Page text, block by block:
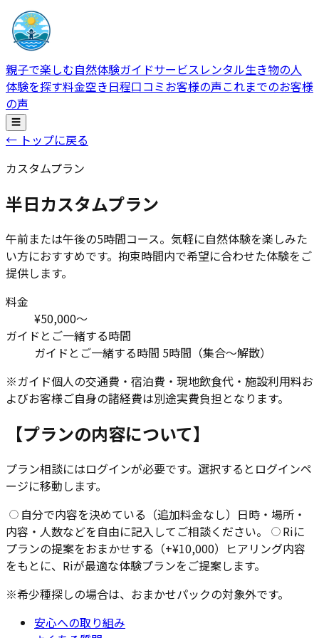
親子で楽しむ自然体験ガイドサービスレンタル生き物の人
体験を探す料金空き日程口コミお客様の声これまでのお客様
の声
☰
← トップに戻る
カスタムプラン
半日カスタムプラン
午前または午後の5時間コース。気軽に自然体験を楽しみた
い方におすすめです。拘束時間内で希望に合わせた体験をご
提供します。
料金
¥50,000〜
ガイドとご一緒する時間
ガイドとご一緒する時間 5時間（集合〜解散）
※ガイド個人の交通費・宿泊費・現地飲食代・施設利用料お
よびお客様ご自身の諸経費は別途実費負担となります。
【プランの内容について】
プラン相談にはログインが必要です。選択するとログインペ
ージに移動します。
自分で内容を決めている（追加料金なし） 日時・場所・
内容・人数などを自由に記入してご相談ください。
Riに
プランの提案をおまかせする（+¥10,000） ヒアリング内容
をもとに、Riが最適な体験プランをご提案します。
※希少種探しの場合は、おまかせパックの対象外です。
安心への取り組み